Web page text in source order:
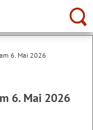
6. Mai 2026
6. Mai 2026